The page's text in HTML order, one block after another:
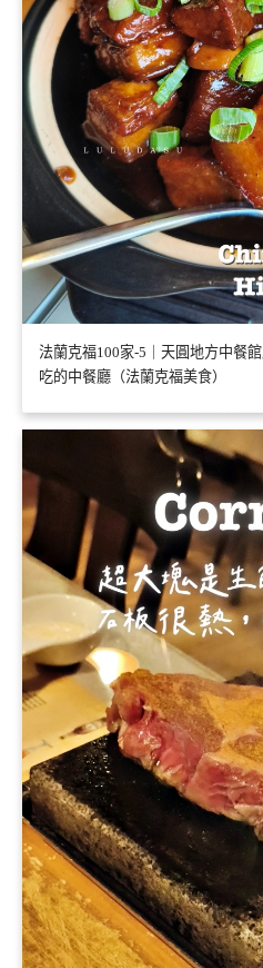
法蘭克福100家-5｜天圓地方中餐
吃的中餐廳（法蘭克福美食）